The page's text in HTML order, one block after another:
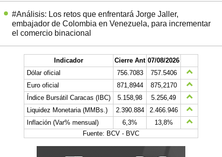
#Análisis: Los retos que enfrentará Jorge Jaller,
embajador de Colombia en Venezuela, para incrementar
el comercio binacional
Indicador Cierre Ant 07/08/2026
Dólar oficial
756.7083
757.5406
Euro oficial
871,8944
875,2170
Índice Bursátil Caracas (IBC)
5.158,98
5.256,49
Liquidez Monetaria (MMBs.)
2.390.884
2.466.946
Inflación (Var% mensual)
6,3%
13,8%
Fuente: BCV - BVC